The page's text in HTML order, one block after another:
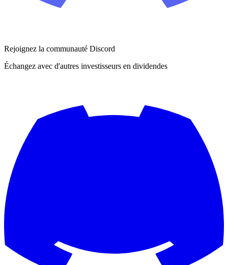
Rejoignez la communauté Discord
Échangez avec d'autres investisseurs en dividendes